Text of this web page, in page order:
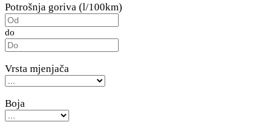
Potrošnja goriva (l/100km)
do
Vrsta mjenjača
Boja